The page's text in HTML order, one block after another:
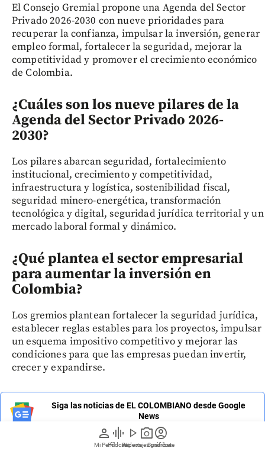
person
Mi Perfil
graphic_eq
Pódcast
play_arrow
Videos
photo_camera
Reportajes gráficos
account_circle
Suscríbete
El Consejo Gremial propone una Agenda del Sector
Privado 2026-2030 con nueve prioridades para
recuperar la confianza, impulsar la inversión, generar
empleo formal, fortalecer la seguridad, mejorar la
competitividad y promover el crecimiento económico
de Colombia.
¿Cuáles son los nueve pilares de la
Agenda del Sector Privado 2026-
2030?
Los pilares abarcan seguridad, fortalecimiento
institucional, crecimiento y competitividad,
infraestructura y logística, sostenibilidad fiscal,
seguridad minero-energética, transformación
tecnológica y digital, seguridad jurídica territorial y un
mercado laboral formal y dinámico.
¿Qué plantea el sector empresarial
para aumentar la inversión en
Colombia?
Los gremios plantean fortalecer la seguridad jurídica,
establecer reglas estables para los proyectos, impulsar
un esquema impositivo competitivo y mejorar las
condiciones para que las empresas puedan invertir,
crecer y expandirse.
Siga las noticias de EL COLOMBIANO desde Google
News